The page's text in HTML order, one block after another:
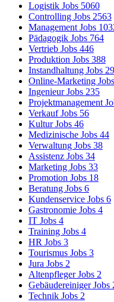
Logistik Jobs 5060
Controlling Jobs 2563
Management Jobs
Pädagogik Jobs 764
Vertrieb Jobs 446
Produktion Jobs 388
Instandhaltung Jobs
Online-Marketing Jobs
Ingenieur Jobs 235
Projektmanagement
Verkauf Jobs 56
Kultur Jobs 46
Medizinische Jobs 44
Verwaltung Jobs 38
Assistenz Jobs 34
Marketing Jobs 33
Promotion Jobs 18
Beratung Jobs 6
Kundenservice Jobs 6
Gastronomie Jobs 4
IT Jobs 4
Training Jobs 4
HR Jobs 3
Tourismus Jobs 3
Jura Jobs 2
Altenpfleger Jobs 2
Gebäudereiniger Jobs
Technik Jobs 2